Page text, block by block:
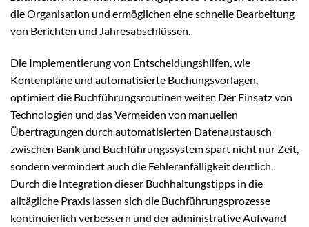
die Organisation und ermöglichen eine schnelle Bearbeitung
von Berichten und Jahresabschlüssen.
Die Implementierung von Entscheidungshilfen, wie
Kontenpläne und automatisierte Buchungsvorlagen,
optimiert die Buchführungsroutinen weiter. Der Einsatz von
Technologien und das Vermeiden von manuellen
Übertragungen durch automatisierten Datenaustausch
zwischen Bank und Buchführungssystem spart nicht nur Zeit,
sondern vermindert auch die Fehleranfälligkeit deutlich.
Durch die Integration dieser Buchhaltungstipps in die
alltägliche Praxis lassen sich die Buchführungsprozesse
kontinuierlich verbessern und der administrative Aufwand